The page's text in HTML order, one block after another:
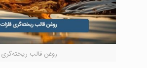
روغن قالب ریخته‌گری